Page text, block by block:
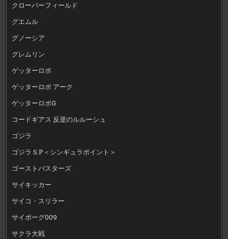
クローバーフィールド
グエムル
グノーシア
グレムリン
ゲッターロボ
ゲッターロボ アーク
ゲッターロボG
コードギアス 反逆のルルーシュ
ゴジラ
ゴジラ S.P＜シンギュラポイント＞
ゴーストバスターズ
サイキッカー
サイコ・スリラー
サイボーグ009
サクラ大戦